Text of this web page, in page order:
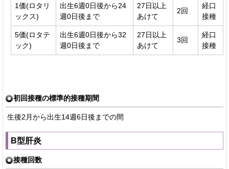
1価(ロタリ
ックス)
出生6週0日後から24
週0日後まで
27日以上
あけて
2回
経口
接種
5価(ロタテ
ック)
出生6週0日後から32
週0日後まで
27日以上
あけて
3回
経口
接種
初回接種の標準的接種期間
生後2月から出生14週6日後までの間
B型肝炎
接種回数